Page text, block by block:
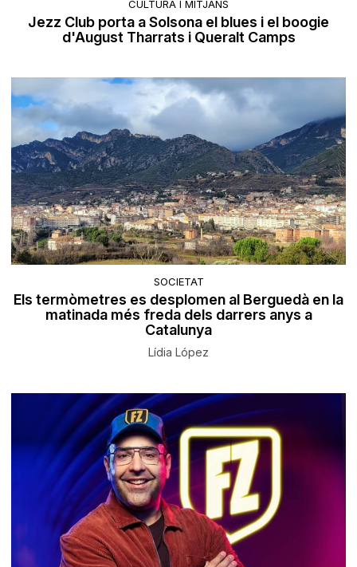
CULTURA I MITJANS
Jezz Club porta a Solsona el blues i el boogie
d'August Tharrats i Queralt Camps
SOCIETAT
Els termòmetres es desplomen al Berguedà en la
matinada més freda dels darrers anys a
Catalunya
Lídia López